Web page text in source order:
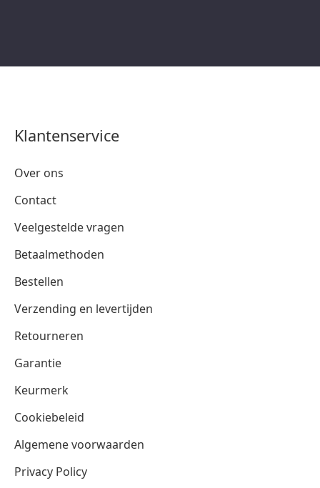
Klantenservice
Over ons
Contact
Veelgestelde vragen
Betaalmethoden
Bestellen
Verzending en levertijden
Retourneren
Garantie
Keurmerk
Cookiebeleid
Algemene voorwaarden
Privacy Policy